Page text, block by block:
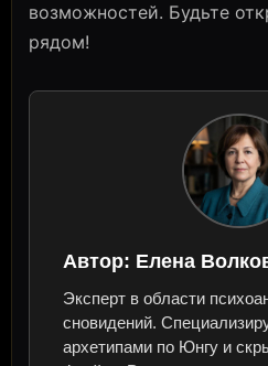
возможностей. Будьте
рядом!
Автор: Елена
Эксперт в области
сновидений.
архетипами по Юнгу и